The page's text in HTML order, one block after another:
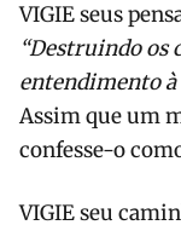
VIGIE seus
“Destruindo os
entendimento à
Assim que um
confesse-o
VIGIE seu